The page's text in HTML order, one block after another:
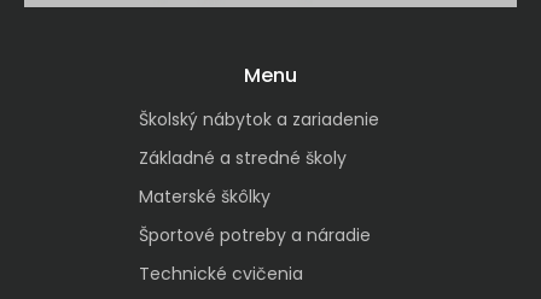
Menu
Školský nábytok a zariadenie
Základné a stredné školy
Materské škôlky
Športové potreby a náradie
Technické cvičenia